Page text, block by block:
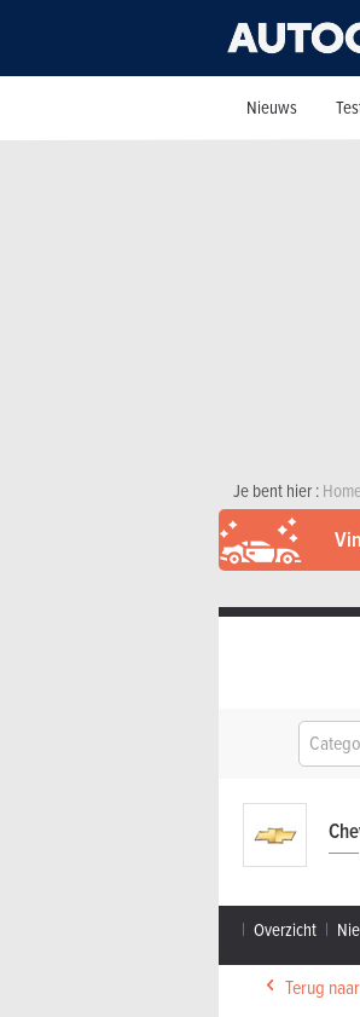
Nieuws
Je bent hier :
Overzicht
Terug